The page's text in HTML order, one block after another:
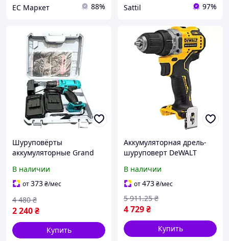
EC Маркет 88% Sattil 97%
Шуруповёрты
аккумуляторные Grand
Профессиональная дрель
шуруповерт, Дрель-
мебели, CQS
В наличии
от373₴/мес
2 240₴
4 480 ₴
Купить
Аккумуляторная дрель-
шуруповерт DeWALT
бесщеточный
компактный дизайн для
сборки мебели
В наличии
от473₴/мес
4 729₴
5 911.25 ₴
Купить